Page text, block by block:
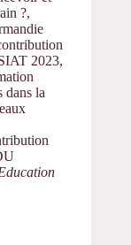
?,
2023,
dans la